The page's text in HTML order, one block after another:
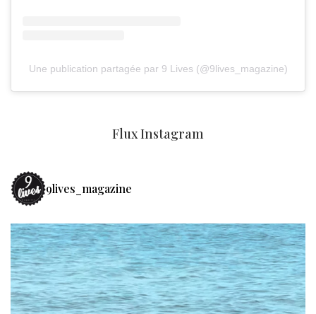
Une publication partagée par 9 Lives (@9lives_magazine)
Flux Instagram
9lives_magazine